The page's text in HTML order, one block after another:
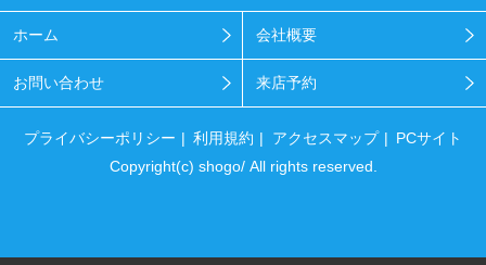
ホーム 会社概要
お問い合わせ 来店予約
プライバシーポリシー 利用規約 アクセスマップ
PCサイト
Copyright(c) shogo/ All rights reserved.